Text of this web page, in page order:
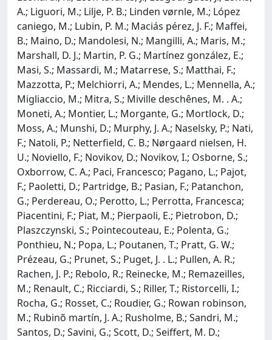
A.; Liguori, M.; Lilje, P. B.; Linden vørnle, M.; López
caniego, M.; Lubin, P. M.; Maciás pérez, J. F.; Maffei,
B.; Maino, D.; Mandolesi, N.; Mangilli, A.; Maris, M.;
Marshall, D. J.; Martin, P. G.; Martínez gonzález, E.;
Masi, S.; Massardi, M.; Matarrese, S.; Matthai, F.;
Mazzotta, P.; Melchiorri, A.; Mendes, L.; Mennella, A.;
Migliaccio, M.; Mitra, S.; Miville deschênes, M. . A.;
Moneti, A.; Montier, L.; Morgante, G.; Mortlock, D.;
Moss, A.; Munshi, D.; Murphy, J. A.; Naselsky, P.; Nati,
F.; Natoli, P.; Netterfield, C. B.; Nørgaard nielsen, H.
U.; Noviello, F.; Novikov, D.; Novikov, I.; Osborne, S.;
Oxborrow, C. A.; Paci, Francesco; Pagano, L.; Pajot,
F.; Paoletti, D.; Partridge, B.; Pasian, F.; Patanchon,
G.; Perdereau, O.; Perotto, L.; Perrotta, Francesca;
Piacentini, F.; Piat, M.; Pierpaoli, E.; Pietrobon, D.;
Plaszczynski, S.; Pointecouteau, E.; Polenta, G.;
Ponthieu, N.; Popa, L.; Poutanen, T.; Pratt, G. W.;
Prézeau, G.; Prunet, S.; Puget, J. . L.; Pullen, A. R.;
Rachen, J. P.; Rebolo, R.; Reinecke, M.; Remazeilles,
M.; Renault, C.; Ricciardi, S.; Riller, T.; Ristorcelli, I.;
Rocha, G.; Rosset, C.; Roudier, G.; Rowan robinson,
M.; Rubinõ martín, J. A.; Rusholme, B.; Sandri, M.;
Santos, D.; Savini, G.; Scott, D.; Seiffert, M. D.;